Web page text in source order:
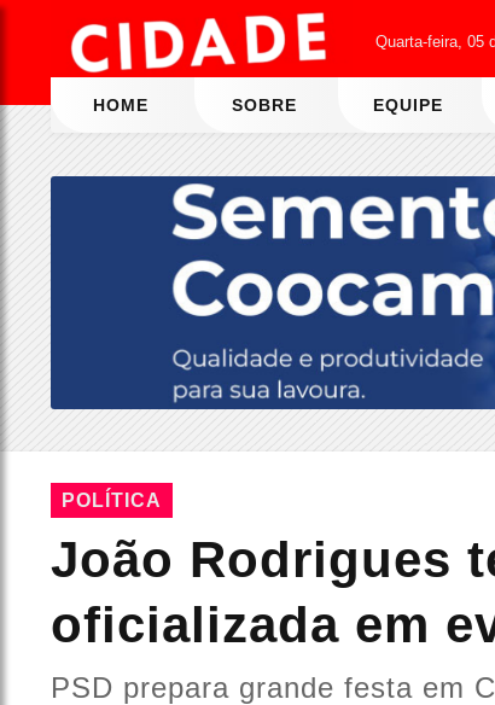
Quarta-feira, 05
HOME SOBRE EQUIPE
POLÍTICA
João Rodrigues
oficializada em
PSD prepara grande festa em